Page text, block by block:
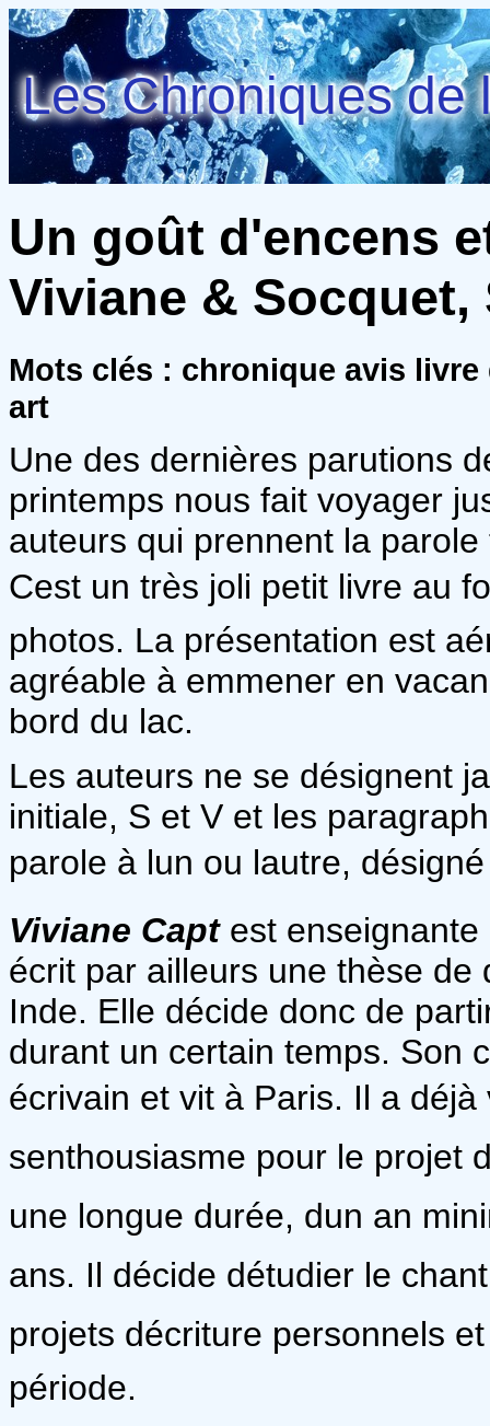
Les Chroniques de
Un goût d'encens
Viviane & Socquet,
Mots clés : chronique avis
art
Une des dernières parutions
printemps nous fait voyager
auteurs qui prennent la
Cest un très joli petit livre au
photos. La présentation est
agréable à emmener en
bord du lac.
Les auteurs ne se désignent
initiale, S et V et les
parole à lun ou lautre,
Viviane Captest enseignante
écrit par ailleurs une thèse
Inde. Elle décide donc de
durant un certain temps. Son
écrivain et vit à Paris. Il a déjà
senthousiasme pour le
une longue durée, dun an
ans. Il décide détudier le
projets décriture personnels
période.